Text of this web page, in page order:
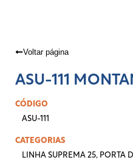
Voltar página
ASU-111
CÓDIGO
ASU-111
CATEGORIAS
LINHA SUPREMA 25, PORTA